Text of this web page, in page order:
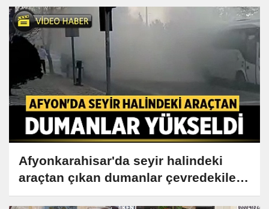
Afyonkarahisar'da seyir halindeki
araçtan çıkan dumanlar çevredekileri
korkuttu